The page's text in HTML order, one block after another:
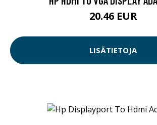
20.46 EUR
LISÄTIETOJA